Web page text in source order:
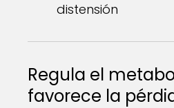
distensión
Regula el
favorece la